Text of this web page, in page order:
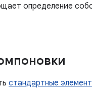
определение
стандартные